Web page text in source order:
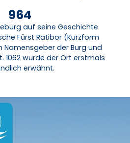
964
auf seine Geschichte
Fürst Ratibor (Kurzform
Namensgeber der Burg und
1062 wurde der Ort erstmals
erwähnt.